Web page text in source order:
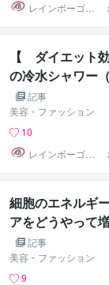
レインボーゴリ
ラ＠ヤッホーア
ドバイザー
【 ダイエット
の冷水シャワー
記事
美容・ファッション
10
レインボーゴリ
ラ＠ヤッホーア
ドバイザー
細胞のエネルギ
アをどうやって
記事
美容・ファッション
9